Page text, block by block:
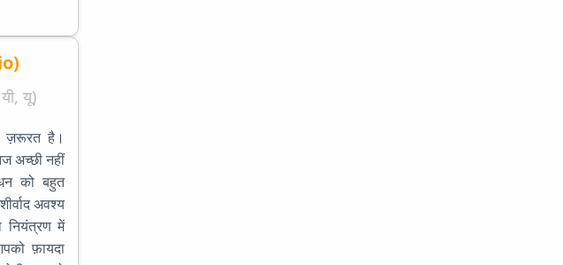
यू)
है।
अच्छी नहीं
को बहुत
अवश्य
नियंत्रण में
फ़ायदा